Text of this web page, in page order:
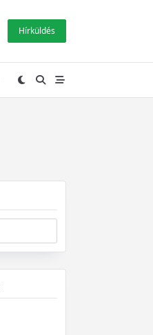
Hírküldés